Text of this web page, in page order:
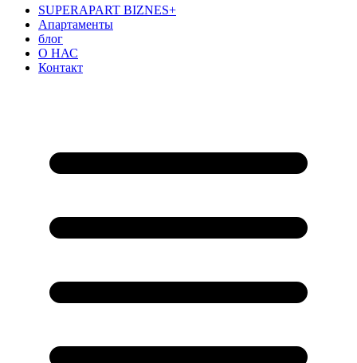
SUPERAPART BIZNES+
Апартаменты
блог
О НАС
Контакт